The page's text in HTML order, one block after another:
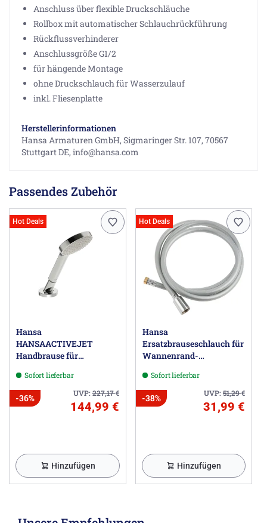
Anschluss über flexible Druckschläuche
Rollbox mit automatischer Schlauchrückführung
Rückflussverhinderer
Anschlussgröße G1/2
für hängende Montage
ohne Druckschlauch für Wasserzulauf
inkl. Fliesenplatte
Herstellerinformationen
Hansa Armaturen GmbH, Sigmaringer Str. 107, 70567
Stuttgart DE, info@hansa.com
Passendes Zubehör
Hot Deals
Hansa
HANSAACTIVEJET
Handbrause für
1-Loch
Sofort lieferbar
UVP:227,17€
-36%
144,99 €
Hinzufügen
Hot Deals
Hansa
Ersatzbrauseschlauch für
Wannenrand-
Sofort lieferbar
UVP:51,29€
-38%
31,99 €
Hinzufügen